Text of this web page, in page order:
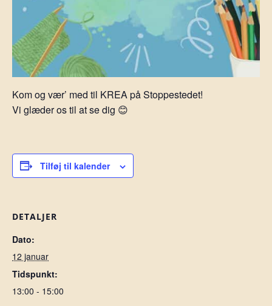
Kom og vær’ med til KREA på Stoppestedet!
Vi glæder os til at se dig 😊
Tilføj til kalender
DETALJER
Dato:
12 januar
Tidspunkt:
13:00 - 15:00